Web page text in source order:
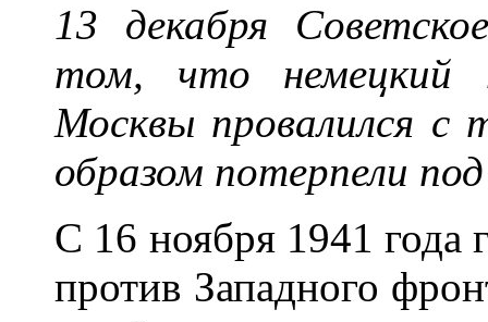
13 декабря
том, что немецкий
Москвы провалился
образом потерпели
С 16 ноября 1941 года
против Западного